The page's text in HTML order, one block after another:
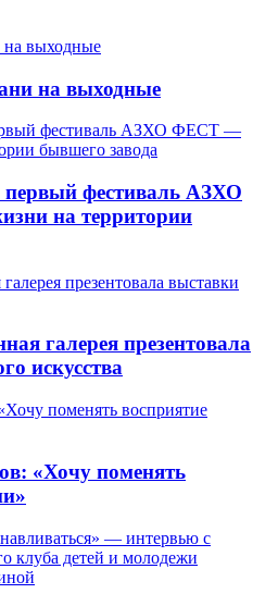
на выходные
фестиваль АЗХО
на территории
галерея презентовала
искусства
«Хочу поменять